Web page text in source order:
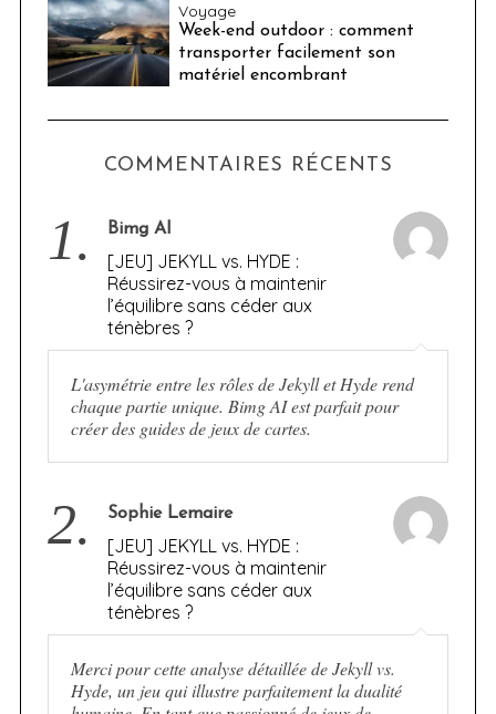
Voyage
Week-end outdoor : comment
transporter facilement son
matériel encombrant
COMMENTAIRES RÉCENTS
1. Bimg AI
[JEU] JEKYLL vs. HYDE :
Réussirez-vous à maintenir
l’équilibre sans céder aux
ténèbres ?
L'asymétrie entre les rôles de Jekyll et Hyde rend
chaque partie unique. Bimg AI est parfait pour
créer des guides de jeux de cartes.
2. Sophie Lemaire
[JEU] JEKYLL vs. HYDE :
Réussirez-vous à maintenir
l’équilibre sans céder aux
ténèbres ?
Merci pour cette analyse détaillée de Jekyll vs.
Hyde, un jeu qui illustre parfaitement la dualité